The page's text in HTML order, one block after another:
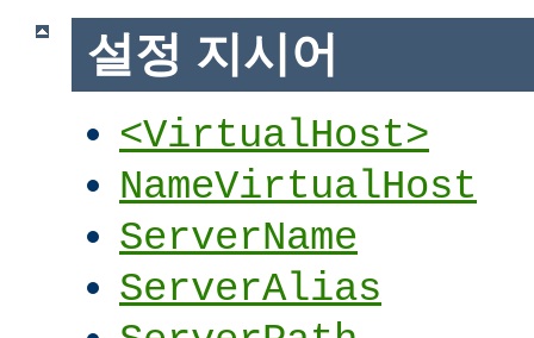
설정 지시어
<VirtualHost>
NameVirtualHost
ServerName
ServerAlias